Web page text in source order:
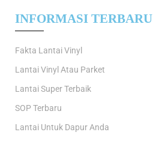
INFORMASI TERBARU
Fakta Lantai Vinyl
Lantai Vinyl Atau Parket
Lantai Super Terbaik
SOP Terbaru
Lantai Untuk Dapur Anda